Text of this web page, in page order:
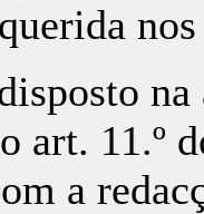
art. 11.º
a